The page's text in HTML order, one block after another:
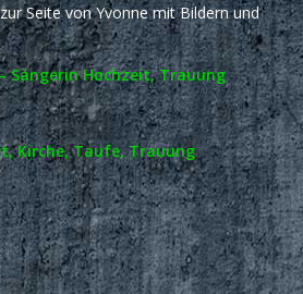
Seite von Yvonne mit Bildern und
Sängerin Hochzeit, Trauung